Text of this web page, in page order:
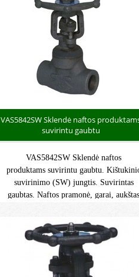
VAS5842SW Sklendė naftos
suvirintu gaubtu
VAS5842SW Sklendė naftos
produktams suvirintu gaubtu.
suvirinimo (SW) jungtis. Suvirintas
gaubtas. Naftos pramonė, garai, aukštas
136 bar. Didžiausia darbinė temperatūra:
-29°C/+425°C.